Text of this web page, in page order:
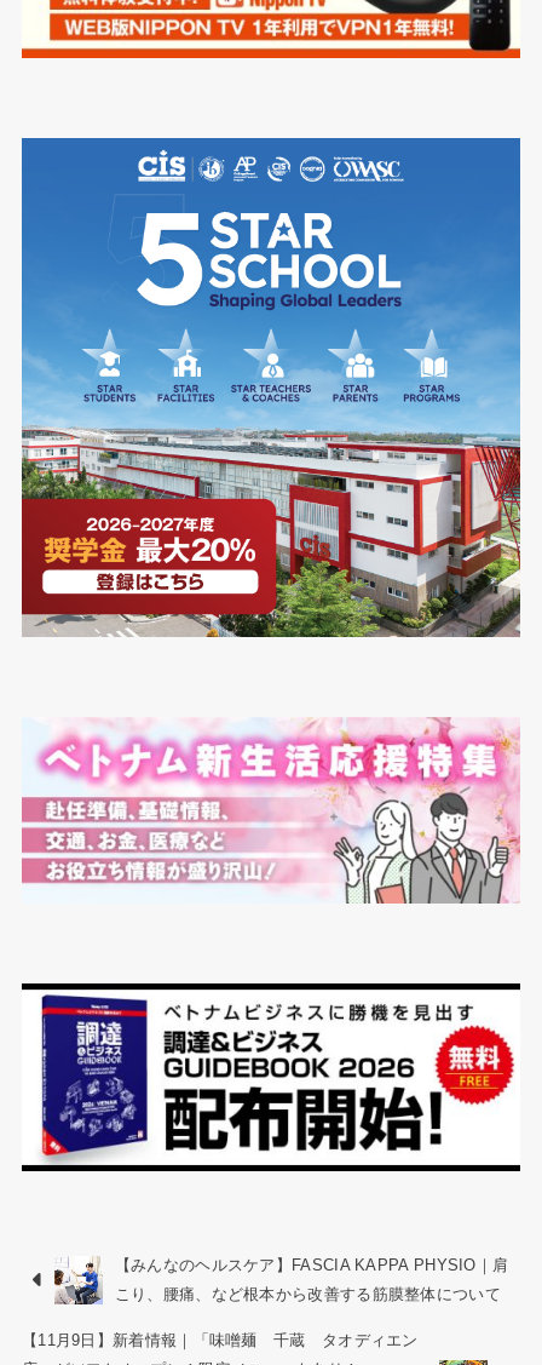
【みんなのヘルスケア】FASCIA KAPPA PHYSIO｜肩
こり、腰痛、など根本から改善する筋膜整体について
【11月9日】新着情報｜「味噌麺 千蔵 タオディエン